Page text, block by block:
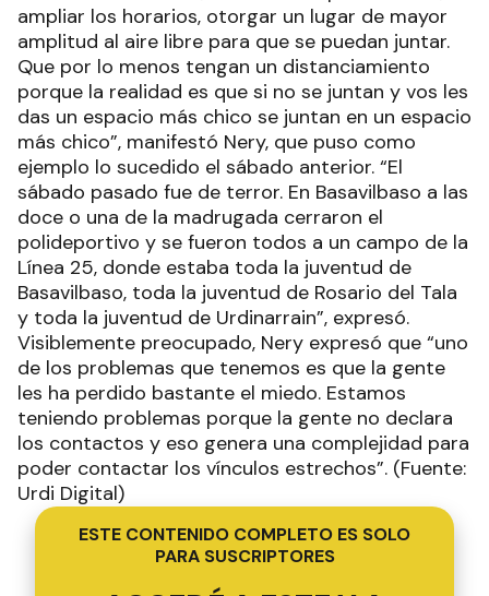
ampliar los horarios, otorgar un lugar de mayor
amplitud al aire libre para que se puedan juntar.
Que por lo menos tengan un distanciamiento
porque la realidad es que si no se juntan y vos les
das un espacio más chico se juntan en un espacio
más chico”, manifestó Nery, que puso como
ejemplo lo sucedido el sábado anterior. “El
sábado pasado fue de terror. En Basavilbaso a las
doce o una de la madrugada cerraron el
polideportivo y se fueron todos a un campo de la
Línea 25, donde estaba toda la juventud de
Basavilbaso, toda la juventud de Rosario del Tala
y toda la juventud de Urdinarrain”, expresó.
Visiblemente preocupado, Nery expresó que “uno
de los problemas que tenemos es que la gente
les ha perdido bastante el miedo. Estamos
teniendo problemas porque la gente no declara
los contactos y eso genera una complejidad para
poder contactar los vínculos estrechos”. (Fuente:
Urdi Digital)
ESTE CONTENIDO COMPLETO ES SOLO
PARA SUSCRIPTORES